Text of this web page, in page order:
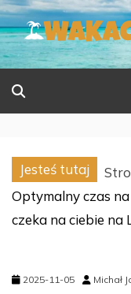
Skip
to
content
Jesteś tutaj
Optymalny czas
czeka na ciebie na
2025-11-05 Michał